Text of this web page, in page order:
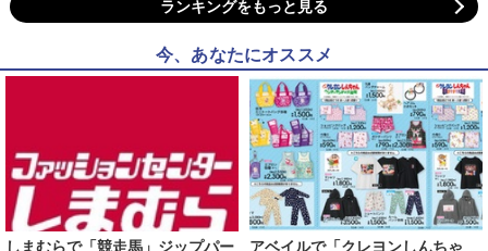
ランキングをもっと見る
今、あなたにオススメ
しまむらで「競走馬」ジップパー アベイルで「クレヨンしんちゃ